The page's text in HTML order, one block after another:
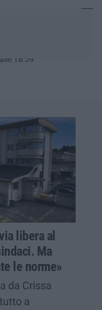
18:59
libera al
Ma
le norme»
da Crissa
a